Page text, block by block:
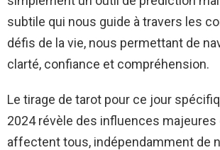
subtile qui nous guide à travers les
défis de la vie, nous permettant de
clarté, confiance et compréhension.
Le tirage de tarot pour ce jour
2024 révèle des influences majeures
affectent tous, indépendamment de